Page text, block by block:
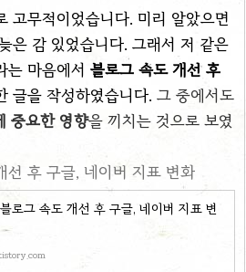
고무적이었습니다. 미리 알았으면
은 감 있었습니다. 그래서 저 같은
는 마음에서 블로그 속도 개선 후
글을 작성하였습니다. 그 중에서도
중요한 영향을 끼치는 것으로 보였
선 후 구글, 네이버 지표 변화
로그 속도 개선 후 구글, 네이버 지표 변